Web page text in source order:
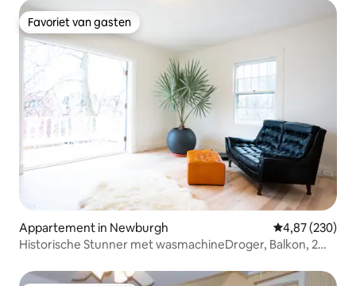
Favoriet van gasten
Favoriet van gasten
Appartement in Newburgh Gemiddelde
4,87 (230)
Historische Stunner met wasmachineDroger, Balkon, 2